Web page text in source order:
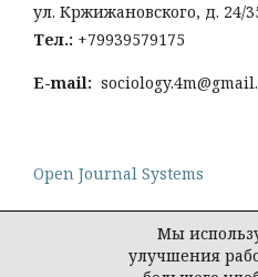
ул. Кржижановского, д. 24/
Тел.: +79939579175
E-mail:
Open Journal Systems
Мы
улучшения